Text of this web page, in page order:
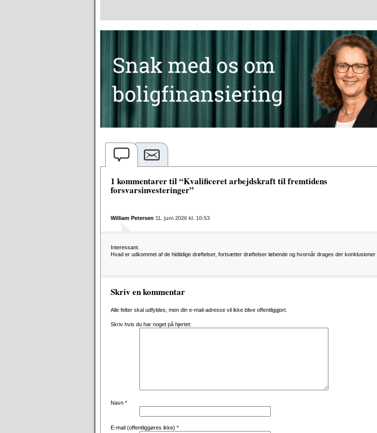
1 kommentarer til “Kvalificeret arbejdskraft til fremtidens
forsvarsinvesteringer”
William Petersen 11. juni 2026 kl. 10:53
Interessant.
Hvad er udkommet af de hidtidige drøftelser, fortsætter drøftelser løbende og hvornår drages der konklusioner
Skriv en kommentar
Alle felter skal udfyldes, men din e-mail-adresse vil ikke blive offentliggjort.
Skriv hvis du har noget på hjertet:
Navn *
E-mail (offentliggøres ikke) *